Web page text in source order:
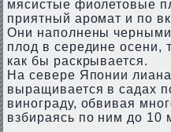
мясистые фиолетовые
приятный аромат и по
Они наполнены
плод в середине осени,
как бы раскрывается.
На севере Японии
выращивается в садах
винограду, обвивая
взбираясь по ним до 10